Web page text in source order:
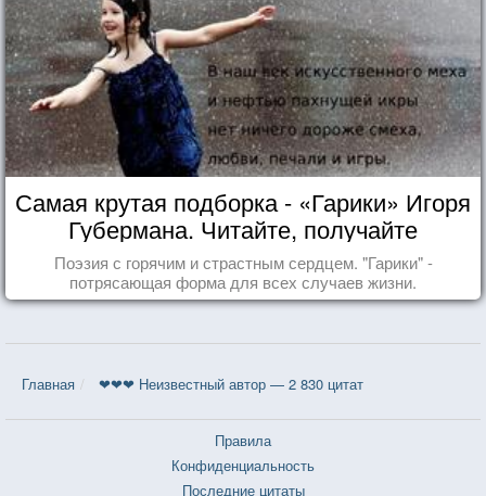
Самая крутая подборка - «Гарики» Игоря
Губермана. Читайте, получайте
удовольствие!
Поэзия с горячим и страстным сердцем. "Гарики" -
потрясающая форма для всех случаев жизни.
Главная ❤❤❤ Неизвестный автор — 2 830 цитат
Правила
Конфиденциальность
Последние цитаты